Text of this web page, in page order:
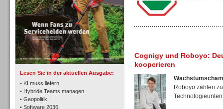
Lesen Sie in der aktuellen Ausgabe:
• KI muss liefern
• Hybride Teams managen
• Geopolitik
• Software 2036
TK- und ACD-Systeme
Cognigy und Roboyo:
kooperieren
Roboyo zählen